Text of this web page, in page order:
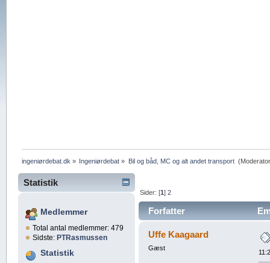
ingeniørdebat.dk » Ingeniørdebat » Bil og båd, MC og alt andet transport
Statistik
Medlemmer
Total antal medlemmer: 479
Sidste: PTRasmussen
Statistik
Sider: [1]2
Forfatter
Uffe Kaagaard
Gæst